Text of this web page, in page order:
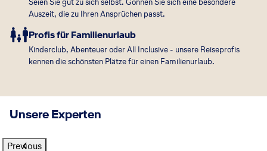
Auszeit, die zu Ihren Ansprüchen passt.
Profis für Familienurlaub
Kinderclub, Abenteuer oder All Inclusive - unsere Reiseprofis
kennen die schönsten Plätze für einen Familienurlaub.
Unsere Experten
Previous